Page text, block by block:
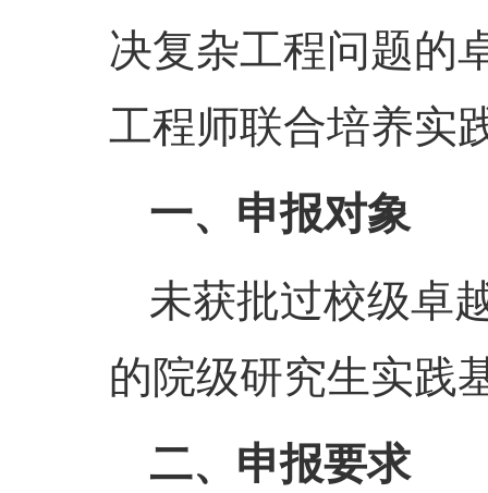
决复杂工程问题的
工程师联合培养实
一、申报对象
未获批过校级卓
的院级研究生实践
二、申报要求